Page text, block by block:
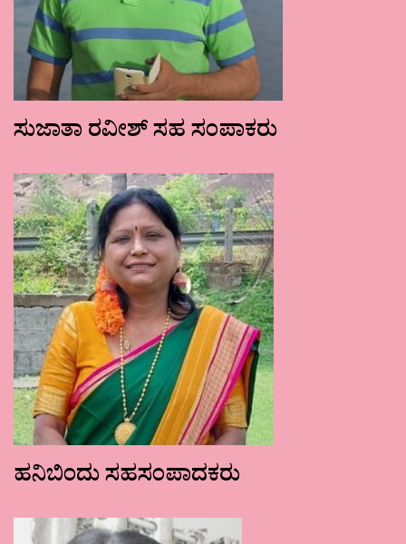
ಸುಜಾತಾ ರವೀಶ್ ಸಹ ಸಂಪಾಕರು
ಹನಿಬಿಂದು ಸಹಸಂಪಾದಕರು